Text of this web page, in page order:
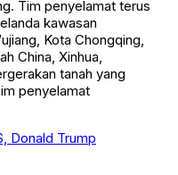
Tim penyelamat terus
kawasan
Kota Chongqing,
China, Xinhua,
tanah yang
penyelamat